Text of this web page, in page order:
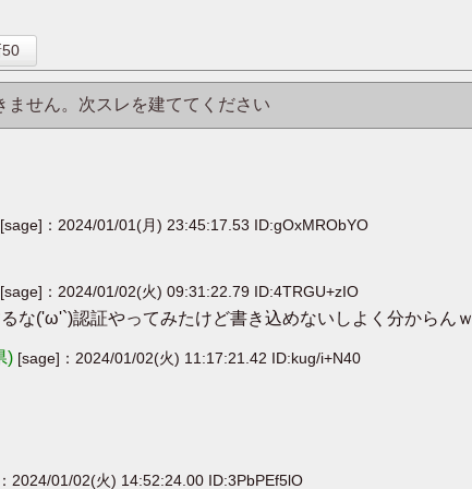
せん。次スレを建ててください
[sage]：2024/01/01(月) 23:45:17.53 ID:gOxMRObYO
[sage]：2024/01/02(火) 09:31:22.79 ID:4TRGU+zIO
な('ω'`)認証やってみたけど書き込めないしよく分からん
) [sage]：2024/01/02(火) 11:17:21.42 ID:kug/i+N40
2024/01/02(火) 14:52:24.00 ID:3PbPEf5lO